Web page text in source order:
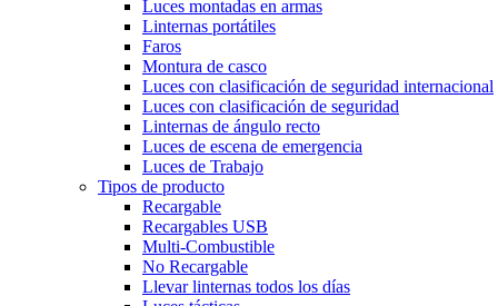
Luces montadas en armas
Linternas portátiles
Faros
Montura de casco
Luces con clasificación de seguridad internacional
Luces con clasificación de seguridad
Linternas de ángulo recto
Luces de escena de emergencia
Luces de Trabajo
Tipos de producto
Recargable
Recargables USB
Multi-Combustible
No Recargable
Llevar linternas todos los días